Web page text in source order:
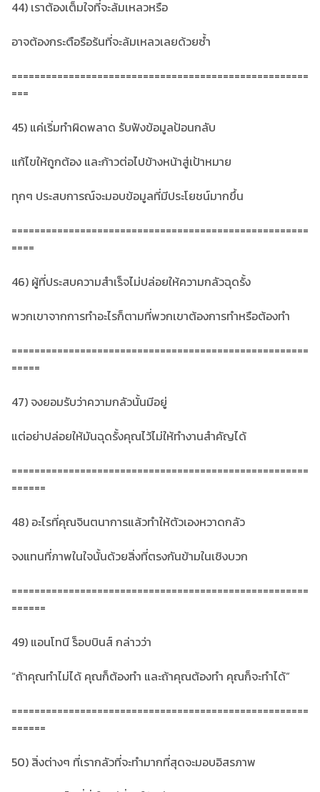
44) เราต้องเต็มใจที่จะล้มเหลวหรือ
อาจต้องกระตือรือร้นที่จะล้มเหลวเลยด้วยซ้ำ
====================================================
===
45) แค่เริ่มทำผิดพลาด รับฟังข้อมูลป้อนกลับ
แก้ไขให้ถูกต้อง และก้าวต่อไปข้างหน้าสู่เป้าหมาย
ทุกๆ ประสบการณ์จะมอบข้อมูลที่มีประโยชน์มากขึ้น
====================================================
====
46) ผู้ที่ประสบความสำเร็จไม่ปล่อยให้ความกลัวฉุดรั้ง
พวกเขาจากการทำอะไรก็ตามที่พวกเขาต้องการทำหรือต้องทำ
====================================================
=====
47) จงยอมรับว่าความกลัวนั้นมีอยู่
แต่อย่าปล่อยให้มันฉุดรั้งคุณไว้ไม่ให้ทำงานสำคัญได้
====================================================
======
48) อะไรที่คุณจินตนาการแล้วทำให้ตัวเองหวาดกลัว
จงแทนที่ภาพในใจนั้นด้วยสิ่งที่ตรงกันข้ามในเชิงบวก
====================================================
======
49) แอนโทนี ร็อบบินส์ กล่าวว่า
“ถ้าคุณทำไม่ได้ คุณก็ต้องทำ และถ้าคุณต้องทำ คุณก็จะทำได้”
====================================================
======
50) สิ่งต่างๆ ที่เรากลัวที่จะทำมากที่สุดจะมอบอิสรภาพ